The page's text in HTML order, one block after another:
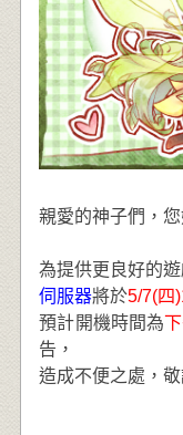
親愛的神子們，您
為提供更良好的遊
伺服器將於5/7(四
預計開機時間為
告，
造成不便之處，敬